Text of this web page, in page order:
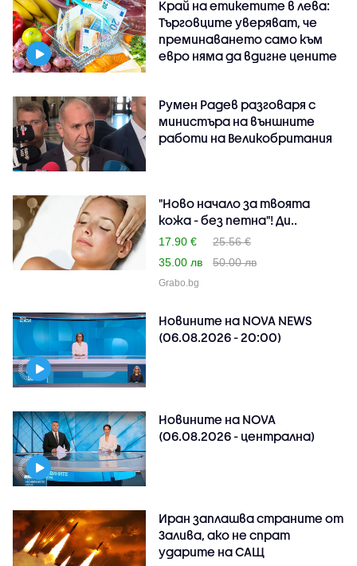
Край на етикетите в лева:
Търговците уверяват, че
преминаването само към
евро няма да вдигне цените
Румен Радев разговаря с
министъра на външните
работи на Великобритания
"Ново начало за твоята
кожа - без петна"! Ди..
17.90 €
25.56 €
35.00 лв
50.00 лв
Grabo.bg
Новините на NOVA NEWS
(06.08.2026 - 20:00)
Новините на NOVA
(06.08.2026 - централна)
Иран заплашва страните от
Залива, ако не спрат
ударите на САЩ